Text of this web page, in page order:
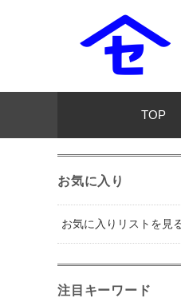
TOP
お気に入り
お気に入りリストを見
注目キーワード